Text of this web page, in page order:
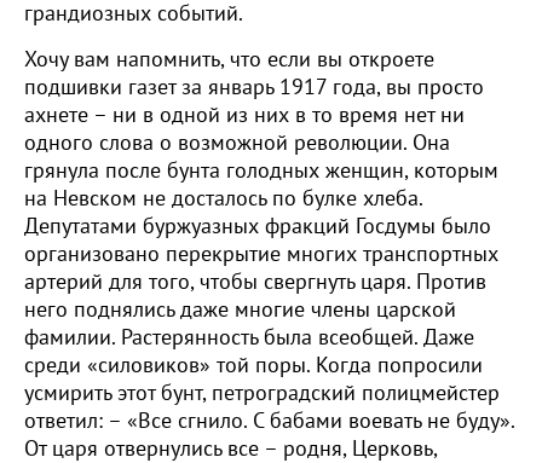
грандиозных событий.
Хочу вам напомнить, что если вы откроете
подшивки газет за январь 1917 года, вы просто
ахнете – ни в одной из них в то время нет ни
одного слова о возможной революции. Она
грянула после бунта голодных женщин, которым
на Невском не досталось по булке хлеба.
Депутатами буржуазных фракций Госдумы было
организовано перекрытие многих транспортных
артерий для того, чтобы свергнуть царя. Против
него поднялись даже многие члены царской
фамилии. Растерянность была всеобщей. Даже
среди «силовиков» той поры. Когда попросили
усмирить этот бунт, петроградский полицмейстер
ответил: – «Все сгнило. С бабами воевать не буду».
От царя отвернулись все – родня, Церковь,